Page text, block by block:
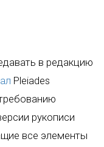
в редакцию
Pleiades
рукописи
все элементы